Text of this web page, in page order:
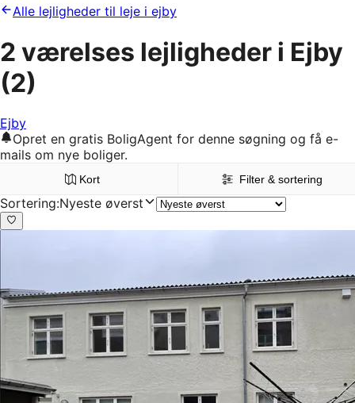
Alle lejligheder til leje i ejby
2 værelses lejligheder i Ejby
(2)
Ejby
Opret en gratis BoligAgent for denne søgning og få e-
mails om nye boliger.
Kort Filter & sortering
Sortering:Nyeste øverst